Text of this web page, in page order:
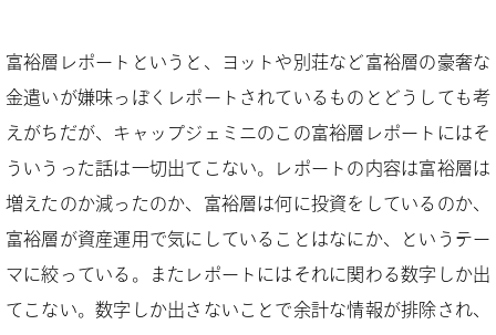
富裕層レポートというと、ヨットや別荘など富裕層の豪奢な
金遣いが嫌味っぽくレポートされているものとどうしても考
えがちだが、キャップジェミニのこの富裕層レポートにはそ
ういうった話は一切出てこない。レポートの内容は富裕層は
増えたのか減ったのか、富裕層は何に投資をしているのか、
富裕層が資産運用で気にしていることはなにか、というテー
マに絞っている。またレポートにはそれに関わる数字しか出
てこない。数字しか出さないことで余計な情報が排除され、